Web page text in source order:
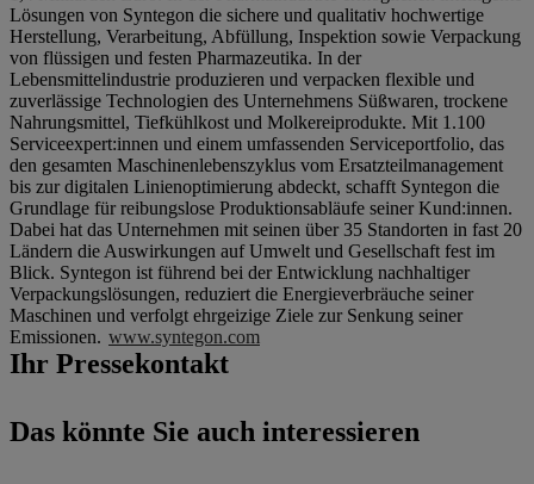
Lösungen von Syntegon die sichere und qualitativ hochwertige
Herstellung, Verarbeitung, Abfüllung, Inspektion sowie Verpackung
von flüssigen und festen Pharmazeutika. In der
Lebensmittelindustrie produzieren und verpacken flexible und
zuverlässige Technologien des Unternehmens Süßwaren, trockene
Nahrungsmittel, Tiefkühlkost und Molkereiprodukte. Mit 1.100
Serviceexpert:innen und einem umfassenden Serviceportfolio, das
den gesamten Maschinenlebenszyklus vom Ersatzteilmanagement
bis zur digitalen Linienoptimierung abdeckt, schafft Syntegon die
Grundlage für reibungslose Produktionsabläufe seiner Kund:innen.
Dabei hat das Unternehmen mit seinen über 35 Standorten in fast 20
Ländern die Auswirkungen auf Umwelt und Gesellschaft fest im
Blick. Syntegon ist führend bei der Entwicklung nachhaltiger
Verpackungslösungen, reduziert die Energieverbräuche seiner
Maschinen und verfolgt ehrgeizige Ziele zur Senkung seiner
Emissionen. www.syntegon.com
Ihr Pressekontakt
Das könnte Sie auch interessieren